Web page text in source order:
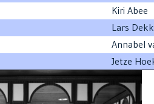
Kiri Abee
Lars
Annabel
Jetze